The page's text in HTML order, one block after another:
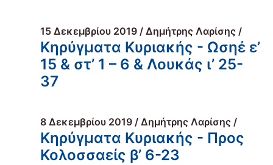
15 Δεκεμβρίου 2019 / Δημήτρης Λαρίσης /
Κηρύγματα Κυριακής - Ωσηέ ε’
15 & στ’ 1 – 6 & Λουκάς ι’ 25-
37
8 Δεκεμβρίου 2019 / Δημήτρης Λαρίσης /
Κηρύγματα Κυριακής - Προς
Κολοσσαείς β’ 6-23